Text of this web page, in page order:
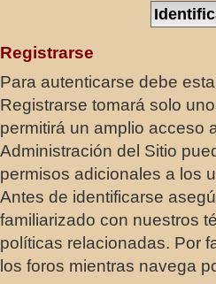
Registrarse
Para autenticarse debe
Registrarse tomará solo
permitirá un amplio acceso
Administración del Sitio
permisos adicionales a los
Antes de identificarse
familiarizado con nuestros
políticas relacionadas. Por
los foros mientras navega